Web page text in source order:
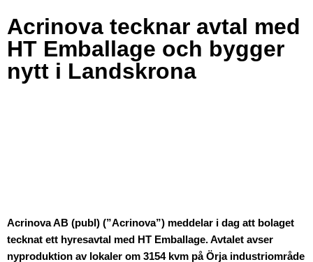
Acrinova tecknar avtal med
HT Emballage och bygger
nytt i Landskrona
Acrinova AB (publ) (”Acrinova”) meddelar i dag att bolaget
tecknat ett hyresavtal med HT Emballage. Avtalet avser
nyproduktion av lokaler om 3154 kvm på Örja industriområde